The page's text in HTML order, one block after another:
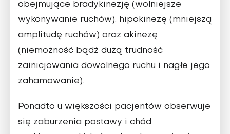
obejmujące bradykinezję (wolniejsze
wykonywanie ruchów), hipokinezę (mniejszą
amplitudę ruchów) oraz akinezę
(niemożność bądź dużą trudność
zainicjowania dowolnego ruchu i nagłe jego
zahamowanie).
Ponadto u większości pacjentów obserwuje
się zaburzenia postawy i chód